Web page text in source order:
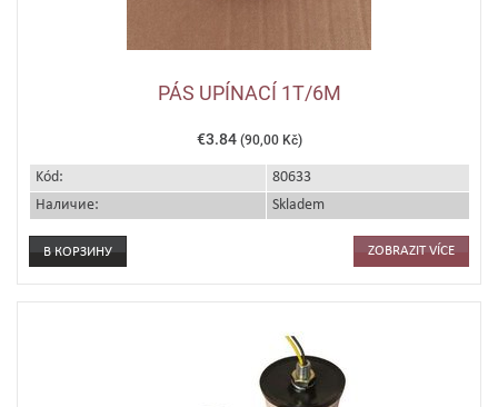
PÁS UPÍNACÍ 1T/6M
€3.84 (90,00 Kč)
Kód:
80633
Наличие:
Skladem
ZOBRAZIT VÍCE